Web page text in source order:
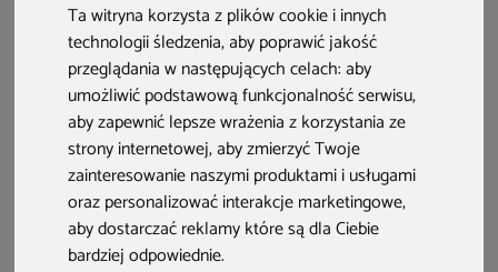
Ta witryna korzysta z plików cookie i innych
technologii śledzenia, aby poprawić jakość
przeglądania w następujących celach:aby
umożliwić podstawową funkcjonalność serwisu,
aby zapewnić lepsze wrażenia z korzystania ze
strony internetowej,aby zmierzyć Twoje
zainteresowanie naszymi produktami i usługami
oraz personalizować interakcje marketingowe,
aby dostarczać reklamy które są dla Ciebie
bardziej odpowiednie.
Sauna fińska zewnętrzna
Hobbit z balią 220 x 450 cm
47 999 zł
Dodaj do ulubionych
Dodaj do porównania
Sauna hybrydowa Nordum
Combi 2-osobowa naturalna
8 499 zł 7 999 zł
darmowa dostawa
Dodaj do ulubionych